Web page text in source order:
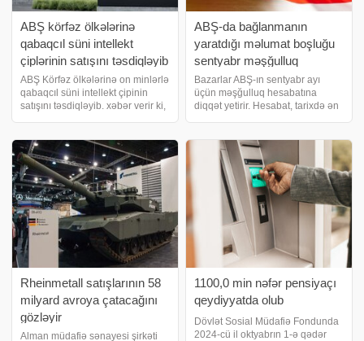
ABŞ körfəz ölkələrinə
qabaqcıl süni intellekt
çiplərinin satışını təsdiqləyib
ABŞ Körfəz ölkələrinə on minlərlə
qabaqcıl süni intellekt çipinin
satışını təsdiqləyib. xəbər verir ki,
Ərəbistanında yerləşən rəqibi
Humain-ə on minlərlə inkişaf etmi
ABŞ-da bağlanmanın
yaratdığı məlumat boşluğu
sentyabr məşğulluq
hesabatı ilə sona çatır
Bazarlar ABŞ-ın sentyabr ayı
üçün məşğulluq hesabatına
diqqət yetirir. Hesabat, tarixdə ən
səbəbindən vaxtında
açıqlanmayıb. xəbər verir ki,
dövlət və özəl sektorda ümum
Rheinmetall satışlarının 58
milyard avroya çatacağını
gözləyir
Alman müdafiə sənayesi şirkəti
1100,0 min nəfər pensiyaçı
qeydiyyatda olub
Dövlət Sosial Müdafiə Fondunda
2024-cü il oktyabrın 1-ə qədər